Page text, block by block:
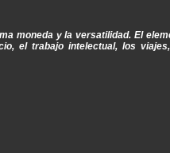
moneda y la versatilidad. El
el trabajo intelectual, los